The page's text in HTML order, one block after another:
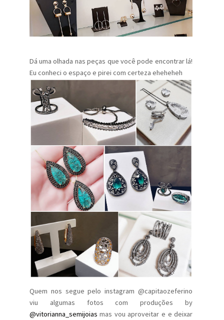
Dá uma olhada nas peças que você pode encontrar lá!
Eu conheci o espaço e pirei com certeza eheheheh
Quem nos segue pelo instagram @capitaozeferino
viu algumas fotos com produções by
@vitorianna_semijoias mas vou aproveitar e e deixar